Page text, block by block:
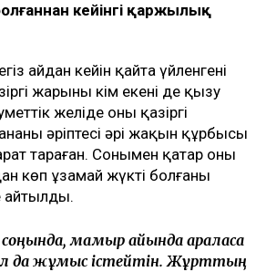
кейінгі қаржылық
айдан кейін қайта үйленгені
жарының кім екені де қызу
желіде оның қазіргі
әріптесі әрі жақын құрбысы
тараған. Сонымен қатар оның
көп ұзамай жүкті болғаны
айтылды.
соңында, мамыр айында араласа
да жұмыс істейтін. Жұрттың